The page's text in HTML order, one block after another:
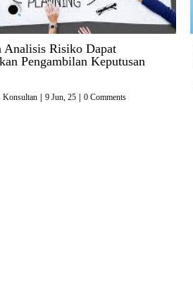
Analisis Risiko Dapat
Pengambilan Keputusan
Konsultan | 9 Jun, 25 | 0 Comments